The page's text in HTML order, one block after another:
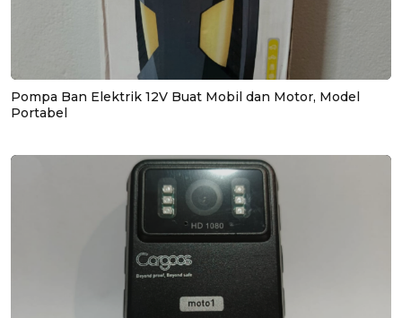
Pompa Ban Elektrik 12V Buat Mobil dan Motor, Model
Portabel